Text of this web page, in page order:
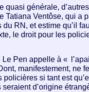
quasi générale,
Tatiana Ventôse, qui a
du RN, et estime qu’il
le droit pour les
Pen appelle à «
manifestement, ne
si tant est
d’origine